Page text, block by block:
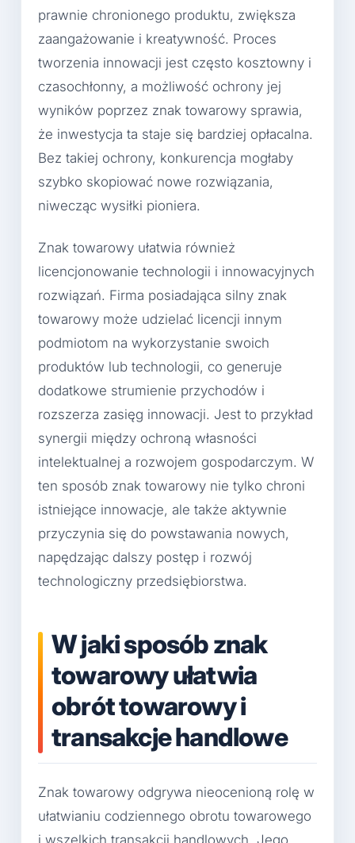
prawnie chronionego produktu, zwiększa
zaangażowanie i kreatywność. Proces
tworzenia innowacji jest często kosztowny i
czasochłonny, a możliwość ochrony jej
wyników poprzez znak towarowy sprawia,
że inwestycja ta staje się bardziej opłacalna.
Bez takiej ochrony, konkurencja mogłaby
szybko skopiować nowe rozwiązania,
niwecząc wysiłki pioniera.
Znak towarowy ułatwia również
licencjonowanie technologii i innowacyjnych
rozwiązań. Firma posiadająca silny znak
towarowy może udzielać licencji innym
podmiotom na wykorzystanie swoich
produktów lub technologii, co generuje
dodatkowe strumienie przychodów i
rozszerza zasięg innowacji. Jest to przykład
synergii między ochroną własności
intelektualnej a rozwojem gospodarczym. W
ten sposób znak towarowy nie tylko chroni
istniejące innowacje, ale także aktywnie
przyczynia się do powstawania nowych,
napędzając dalszy postęp i rozwój
technologiczny przedsiębiorstwa.
W jaki sposób znak
towarowy ułatwia
obrót towarowy i
transakcje handlowe
Znak towarowy odgrywa nieocenioną rolę w
ułatwianiu codziennego obrotu towarowego
i wszelkich transakcji handlowych. Jego